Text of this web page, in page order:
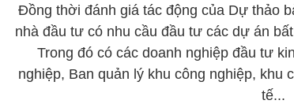
Đồng thời đánh giá tác động của Dự thảo
nhà đầu tư có nhu cầu đầu tư các dự án
Trong đó có các doanh nghiệp đầu tư
nghiệp, Ban quản lý khu công nghiệp, khu
tế...